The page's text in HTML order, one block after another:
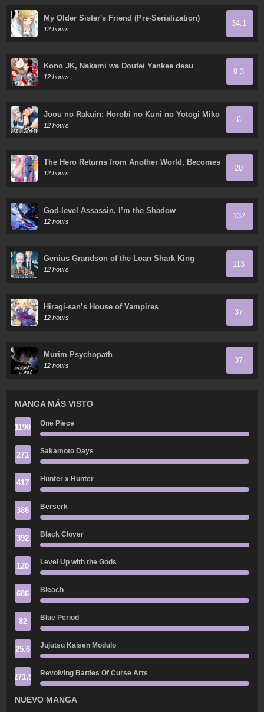
My Older Sister's Friend (Pre-Serialization)
12 hours
34.1
Kono JK, Nakami wa Doutei Yankee desu
12 hours
9.3
Joou no Rakuin: Horobi no Kuni no Yotogi Miko
12 hours
6
The Hero Returns from Another World, Becomes
an Influencer, and Earns Money in the Real
World, Where Dungeons have Appeared!
12 hours
20
God-level Assassin, I’m the Shadow
12 hours
132
Genius Grandson of the Loan Shark King
12 hours
113
Hiragi-san’s House of Vampires
12 hours
37
Murim Psychopath
12 hours
37
MANGA MÁS VISTO
1190 One Piece
271 Sakamoto Days
417 Hunter x Hunter
386 Berserk
392 Black Clover
120 Level Up with the Gods
686 Bleach
82 Blue Period
25.6 Jujutsu Kaisen Modulo
271.5 Revolving Battles Of Curse Arts
NUEVO MANGA